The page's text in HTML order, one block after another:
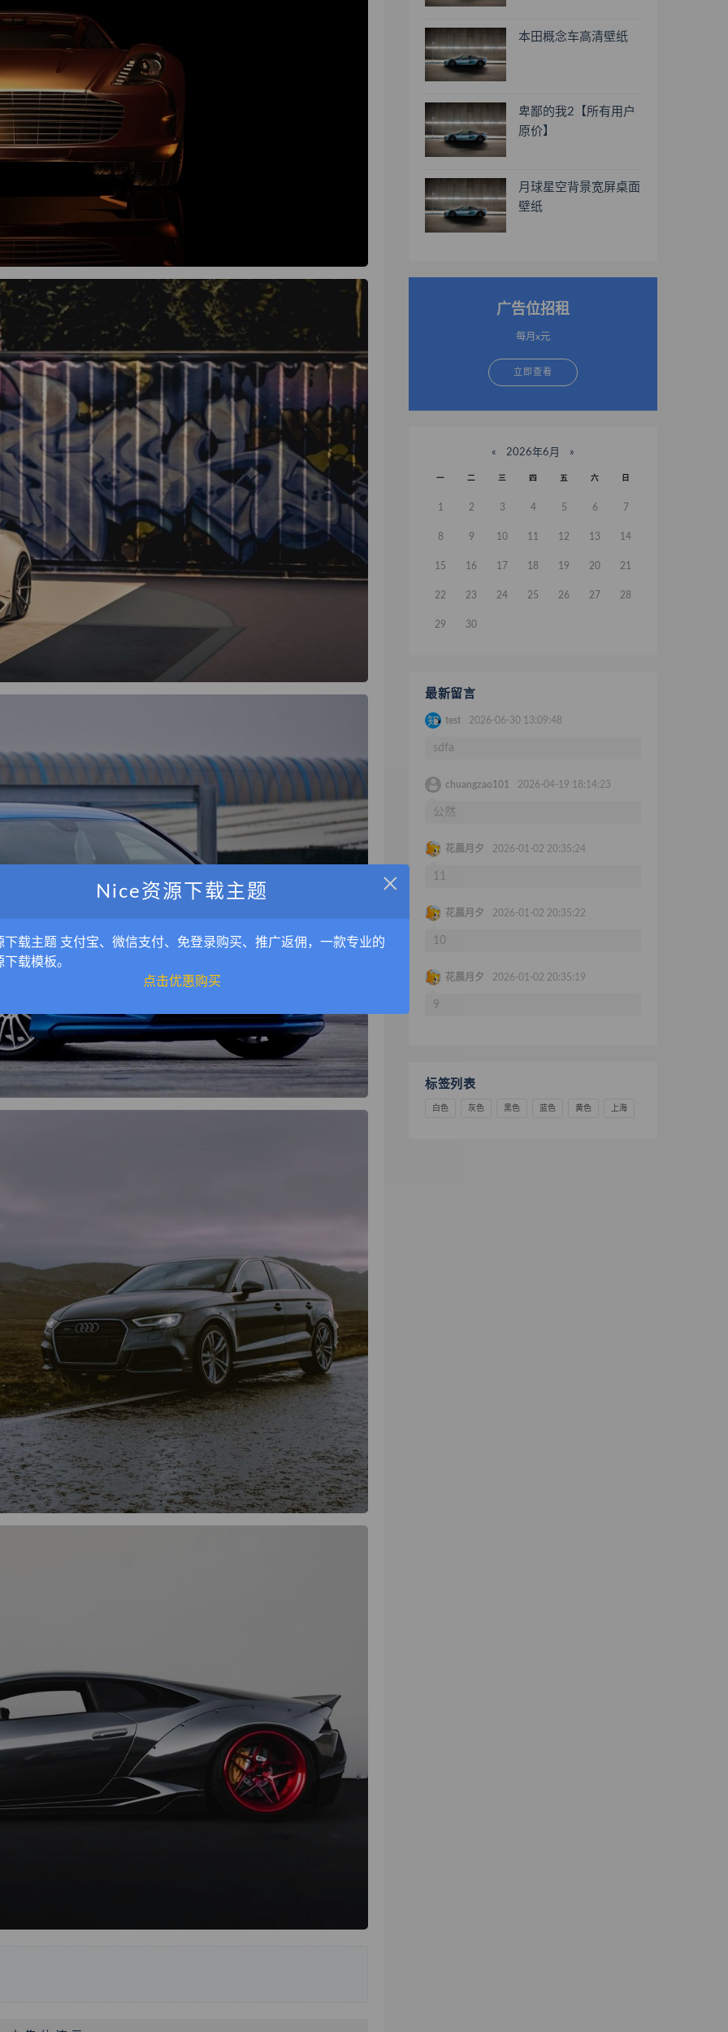
本田概念车高清壁纸
卑鄙的我2【所有用户
原价】
月球星空背景宽屏桌面
壁纸
广告位招租
每月x元
立即查看
« 2026年6月 »
一 二 三 四 五 六 日
1 2 3 4 5 6 7
8 9 10 11 12 13 14
15 16 17 18 19 20 21
22 23 24 25 26 27 28
29 30
最新留言
test 2026-06-30 13:09:48
sdfa
chuangzao101 2026-04-19 18:14:23
公然
花晨月夕 2026-01-02 20:35:24
11
花晨月夕 2026-01-02 20:35:22
10
花晨月夕 2026-01-02 20:35:19
9
标签列表
白色 灰色 黑色 蓝色 黄色 上海
×
Nice资源下载主题
下载主题 支付宝、微信支付、免登录购买、推广返佣，一款专业的
下载模板。
点击优惠购买